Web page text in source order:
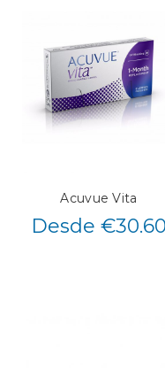
Acuvue Vita
Desde €30.60